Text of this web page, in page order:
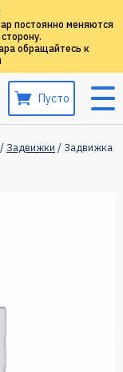
постоянно меняются
обращайтесь к
Пусто
/Задвижки / Задвижка